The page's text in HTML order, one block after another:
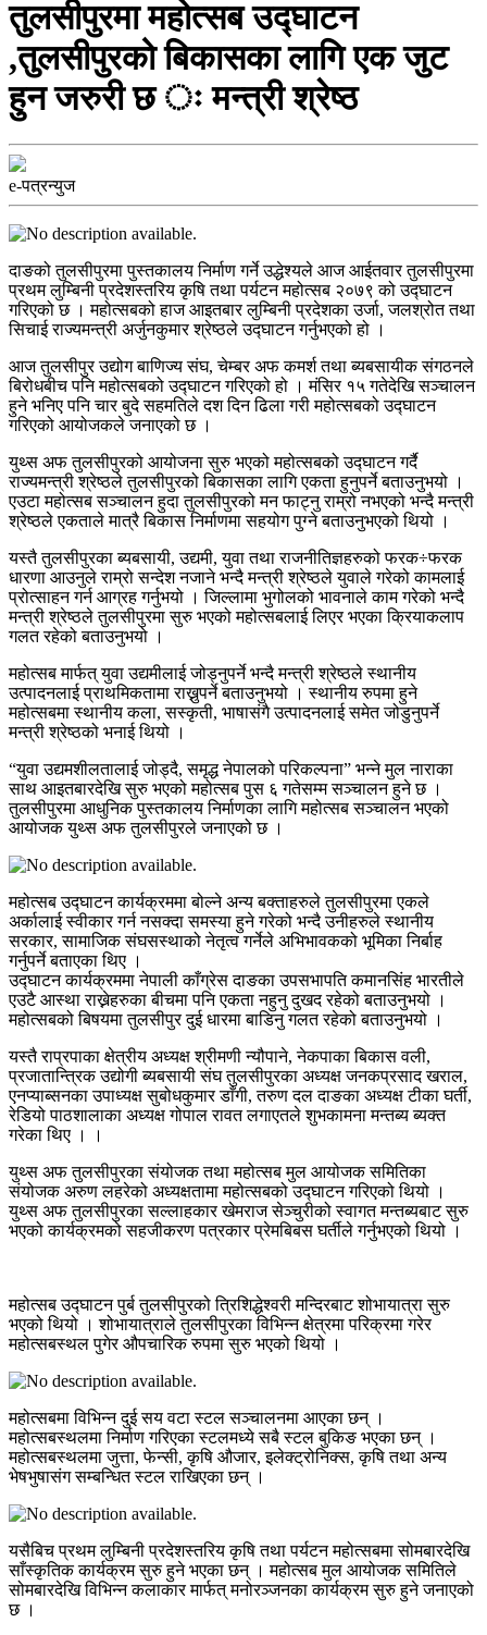
तुलसीपुरमा महोत्सब उद्घाटन
,तुलसीपुरको बिकासका लागि एक जुट
हुन जरुरी छ ः मन्त्री श्रेष्ठ
e-पत्रन्युज
दाङको तुलसीपुरमा पुस्तकालय निर्माण गर्ने उद्धेश्यले आज आईतवार तुलसीपुरमा
प्रथम लुम्बिनी प्रदेशस्तरिय कृषि तथा पर्यटन महोत्सब २०७९ को उद्घाटन
गरिएको छ । महोत्सबको हाज आइतबार लुम्बिनी प्रदेशका उर्जा, जलश्रोत तथा
सिचाई राज्यमन्त्री अर्जुनकुमार श्रेष्ठले उद्घाटन गर्नुभएको हो ।
आज तुलसीपुर उद्योग बाणिज्य संघ, चेम्बर अफ कमर्श तथा ब्यबसायीक संगठनले
बिरोधबीच पनि महोत्सबको उद्घाटन गरिएको हो । मंसिर १५ गतेदेखि सञ्चालन
हुने भनिए पनि चार बुदे सहमतिले दश दिन ढिला गरी महोत्सबको उद्घाटन
गरिएको आयोजकले जनाएको छ ।
युथ्स अफ तुलसीपुरको आयोजना सुरु भएको महोत्सबको उद्घाटन गर्दै
राज्यमन्त्री श्रेष्ठले तुलसीपुरको बिकासका लागि एकता हुनुपर्ने बताउनुभयो ।
एउटा महोत्सब सञ्चालन हुदा तुलसीपुरको मन फाट्नु राम्रो नभएको भन्दै मन्त्री
श्रेष्ठले एकताले मात्रै बिकास निर्माणमा सहयोग पुग्ने बताउनुभएको थियो ।
यस्तै तुलसीपुरका ब्यबसायी, उद्यमी, युवा तथा राजनीतिज्ञहरुको फरक÷फरक
धारणा आउनुले राम्रो सन्देश नजाने भन्दै मन्त्री श्रेष्ठले युवाले गरेको कामलाई
प्रोत्साहन गर्न आग्रह गर्नुभयो । जिल्लामा भुगोलको भावनाले काम गरेको भन्दै
मन्त्री श्रेष्ठले तुलसीपुरमा सुरु भएको महोत्सबलाई लिएर भएका क्रियाकलाप
गलत रहेको बताउनुभयो ।
महोत्सब मार्फत् युवा उद्यमीलाई जोड्नुपर्ने भन्दै मन्त्री श्रेष्ठले स्थानीय
उत्पादनलाई प्राथमिकतामा राख्नुपर्ने बताउनुभयो । स्थानीय रुपमा हुने
महोत्सबमा स्थानीय कला, सस्कृती, भाषासंगै उत्पादनलाई समेत जोडुनुपर्ने
मन्त्री श्रेष्ठको भनाई थियो ।
“युवा उद्यमशीलतालाई जोड्दै, समृद्ध नेपालको परिकल्पना” भन्ने मुल नाराका
साथ आइतबारदेखि सुरु भएको महोत्सब पुस ६ गतेसम्म सञ्चालन हुने छ ।
तुलसीपुरमा आधुनिक पुस्तकालय निर्माणका लागि महोत्सब सञ्चालन भएको
आयोजक युथ्स अफ तुलसीपुरले जनाएको छ ।
महोत्सब उद्घाटन कार्यक्रममा बोल्ने अन्य बक्ताहरुले तुलसीपुरमा एकले
अर्कालाई स्वीकार गर्न नसक्दा समस्या हुने गरेको भन्दै उनीहरुले स्थानीय
सरकार, सामाजिक संघसस्थाको नेतृत्व गर्नेले अभिभावकको भूमिका निर्बाह
गर्नुपर्ने बताएका थिए ।
उद्घाटन कार्यक्रममा नेपाली काँग्रेस दाङका उपसभापति कमानसिंह भारतीले
एउटै आस्था राख्नेहरुका बीचमा पनि एकता नहुनु दुखद रहेको बताउनुभयो ।
महोत्सबको बिषयमा तुलसीपुर दुई धारमा बाडिनु गलत रहेको बताउनुभयो ।
यस्तै राप्रपाका क्षेत्रीय अध्यक्ष श्रीमणी न्यौपाने, नेकपाका बिकास वली,
प्रजातान्त्रिक उद्योगी ब्यबसायी संघ तुलसीपुरका अध्यक्ष जनकप्रसाद खराल,
एनप्याब्सनका उपाध्यक्ष सुबोधकुमार डाँगी, तरुण दल दाङका अध्यक्ष टीका घर्ती,
रेडियो पाठशालाका अध्यक्ष गोपाल रावत लगाएतले शुभकामना मन्तब्य ब्यक्त
गरेका थिए । ।
युथ्स अफ तुलसीपुरका संयोजक तथा महोत्सब मुल आयोजक समितिका
संयोजक अरुण लहरेको अध्यक्षतामा महोत्सबको उद्घाटन गरिएको थियो ।
युथ्स अफ तुलसीपुरका सल्लाहकार खेमराज सेञ्चुरीको स्वागत मन्तब्यबाट सुरु
भएको कार्यक्रमको सहजीकरण पत्रकार प्रेमबिबस घर्तीले गर्नुभएको थियो ।
महोत्सब उद्घाटन पुर्ब तुलसीपुरको त्रिशिद्धेश्वरी मन्दिरबाट शोभायात्रा सुरु
भएको थियो । शोभायात्राले तुलसीपुरका विभिन्न क्षेत्रमा परिक्रमा गरेर
महोत्सबस्थल पुगेर औपचारिक रुपमा सुरु भएको थियो ।
महोत्सबमा विभिन्न दुई सय वटा स्टल सञ्चालनमा आएका छन् ।
महोत्सबस्थलमा निर्माण गरिएका स्टलमध्ये सबै स्टल बुकिङ भएका छन् ।
महोत्सबस्थलमा जुत्ता, फेन्सी, कृषि औजार, इलेक्ट्रोनिक्स, कृषि तथा अन्य
भेषभुषासंग सम्बन्धित स्टल राखिएका छन् ।
यसैबिच प्रथम लुम्बिनी प्रदेशस्तरिय कृषि तथा पर्यटन महोत्सबमा सोमबारदेखि
साँस्कृतिक कार्यक्रम सुरु हुने भएका छन् । महोत्सब मुल आयोजक समितिले
सोमबारदेखि विभिन्न कलाकार मार्फत् मनोरञ्जनका कार्यक्रम सुरु हुने जनाएको
छ ।